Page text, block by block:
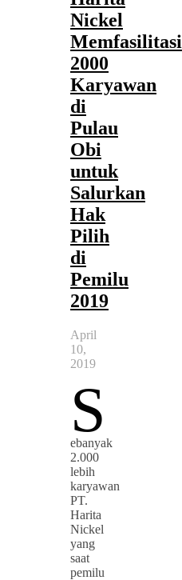
Nickel
Memfasilitasi
2000
Karyawan
di
Pulau
Obi
untuk
Salurkan
Hak
Pilih
di
Pemilu
2019
April
10,
2019
S
ebanyak
2.000
lebih
karyawan
PT.
Harita
Nickel
yang
saat
pemilu